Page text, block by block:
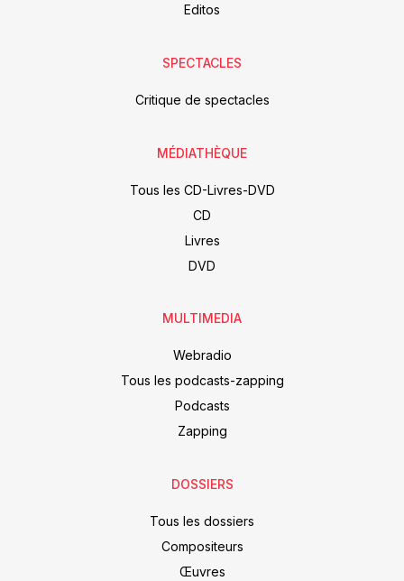
Editos
SPECTACLES
Critique de spectacles
MÉDIATHÈQUE
Tous les CD-Livres-DVD
CD
Livres
DVD
MULTIMEDIA
Webradio
Tous les podcasts-zapping
Podcasts
Zapping
DOSSIERS
Tous les dossiers
Compositeurs
Œuvres